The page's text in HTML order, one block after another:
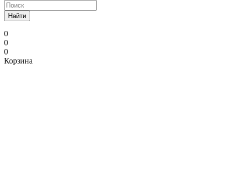
Найти
0
0
0
Корзина